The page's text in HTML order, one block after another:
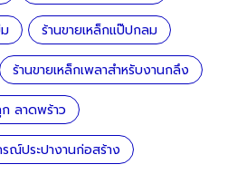
ร้านขายเหล็กแป๊ปกลม
ร้านขายเหล็กเพลาสำหรับงานกลึง
ก ลาดพร้าว
ณ์ประปางานก่อสร้าง